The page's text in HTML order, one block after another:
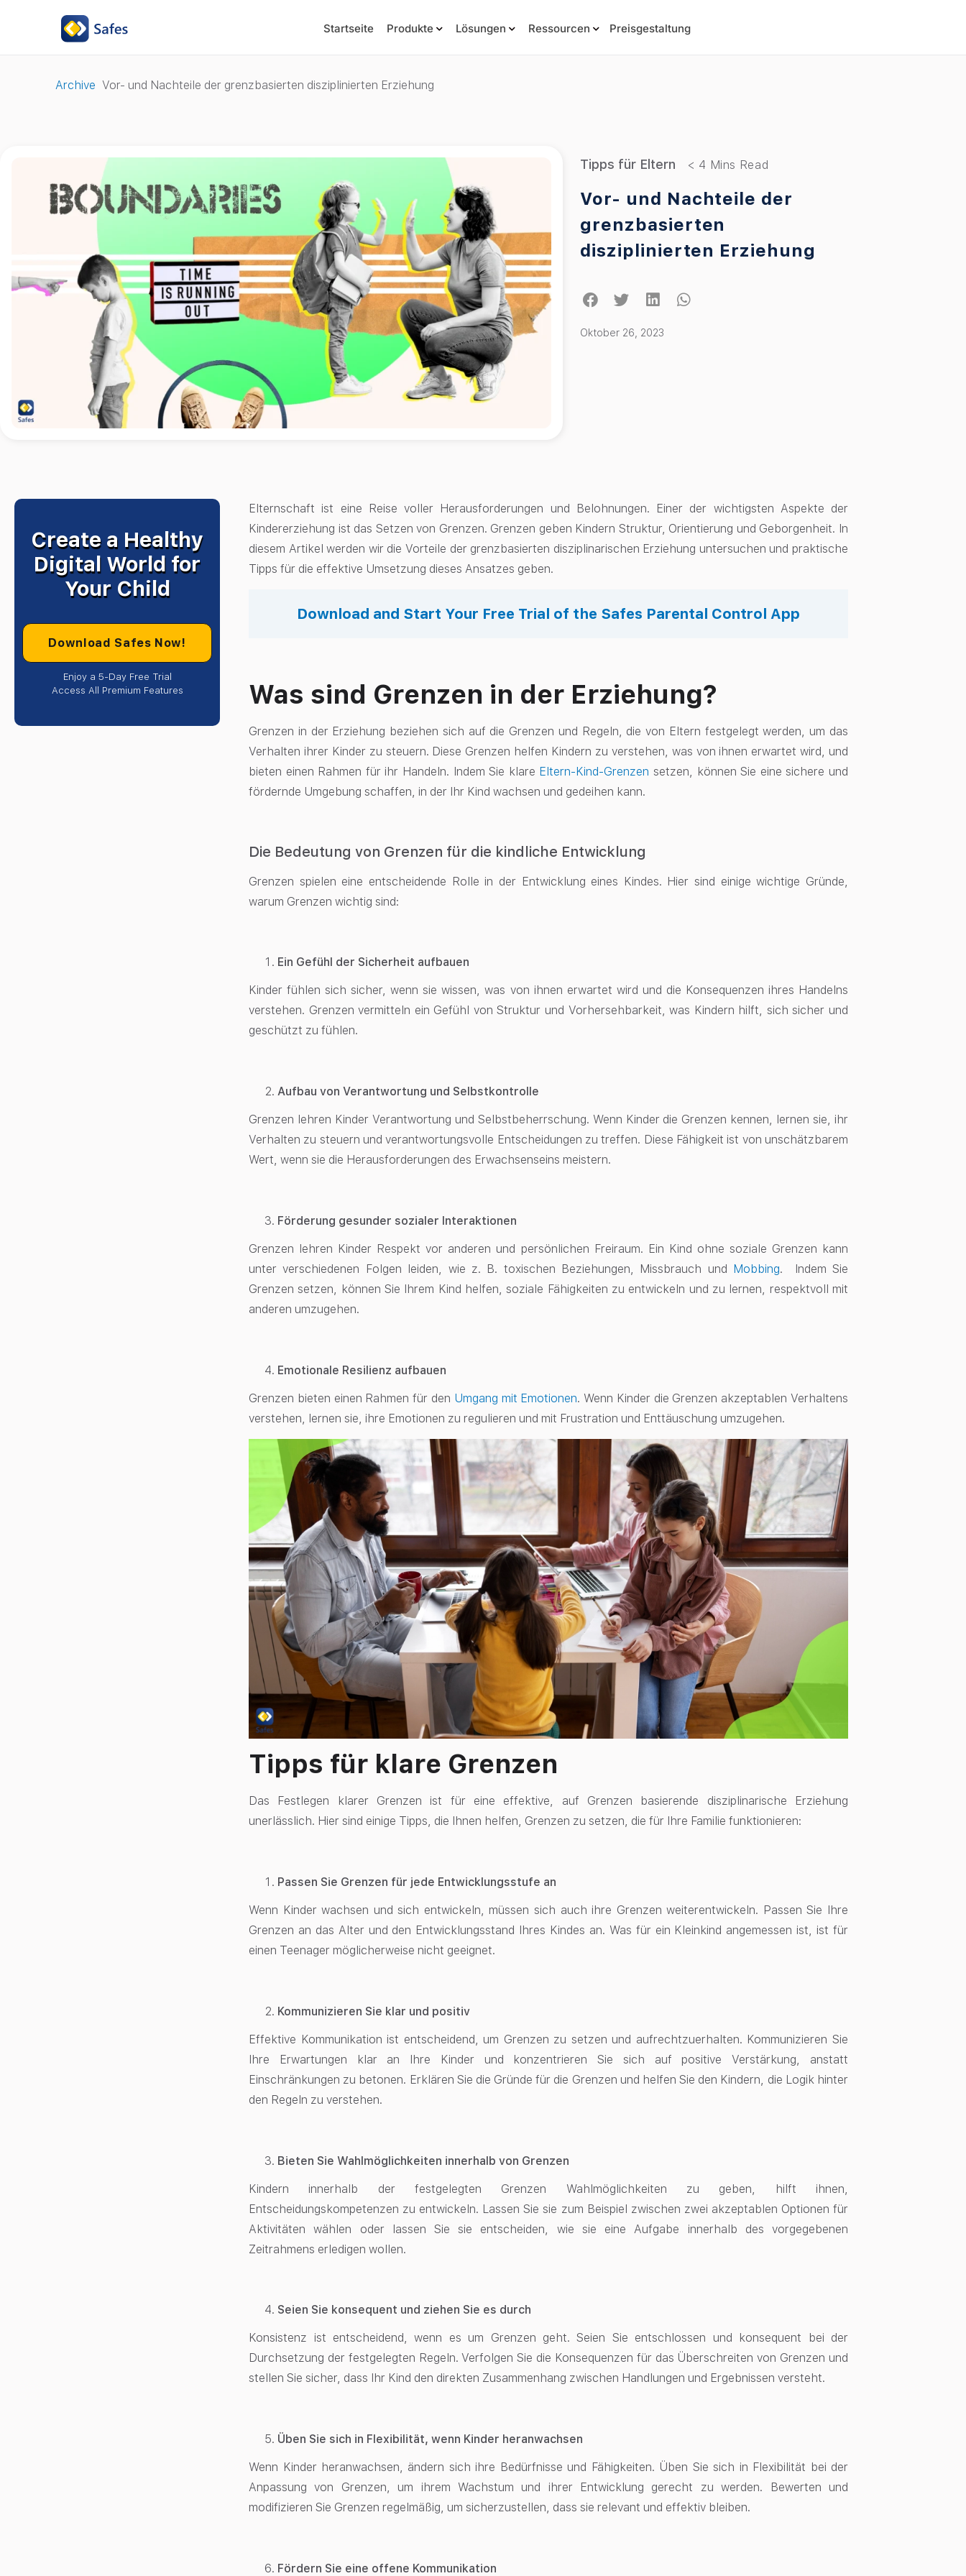
Startseite Produkte Lösungen Ressourcen Preisgestaltung
Archive Vor- und Nachteile der grenzbasierten disziplinierten Erziehung
Tipps für Eltern
Vor- und Nachteile der
grenzbasierten
disziplinierten Erziehung
Oktober 26, 2023
Create a Healthy
Digital World for
Your Child
Download Safes Now!
Enjoy a 5-Day Free Trial
Access All Premium Features
Elternschaft ist eine Reise voller Herausforderungen und Belohnungen. Einer der wichtigsten Aspekte der
Kindererziehung ist das Setzen von Grenzen. Grenzen geben Kindern Struktur, Orientierung und Geborgenheit. In
diesem Artikel werden wir die Vorteile der grenzbasierten disziplinarischen Erziehung untersuchen und praktische
Tipps für die effektive Umsetzung dieses Ansatzes geben.
Download and Start Your Free Trial of the Safes Parental Control App
Was sind Grenzen in der Erziehung?
Grenzen in der Erziehung beziehen sich auf die Grenzen und Regeln, die von Eltern festgelegt werden, um das
Verhalten ihrer Kinder zu steuern. Diese Grenzen helfen Kindern zu verstehen, was von ihnen erwartet wird, und
bieten einen Rahmen für ihr Handeln. Indem Sie klare Eltern-Kind-Grenzen setzen,
können Sie eine sichere und
fördernde Umgebung schaffen, in der Ihr Kind wachsen und gedeihen kann.
Die Bedeutung von Grenzen für die kindliche Entwicklung
Grenzen spielen eine entscheidende Rolle in der Entwicklung eines Kindes. Hier sind einige wichtige Gründe,
warum Grenzen wichtig sind:
Ein Gefühl der Sicherheit aufbauen
Kinder fühlen sich sicher, wenn sie wissen, was von ihnen erwartet wird und die Konsequenzen ihres Handelns
verstehen. Grenzen vermitteln ein Gefühl von Struktur und Vorhersehbarkeit, was Kindern hilft, sich sicher und
geschützt zu fühlen.
Aufbau von Verantwortung und Selbstkontrolle
Grenzen lehren Kinder Verantwortung und Selbstbeherrschung. Wenn Kinder die Grenzen kennen, lernen sie, ihr
Verhalten zu steuern und verantwortungsvolle Entscheidungen zu treffen. Diese Fähigkeit ist von unschätzbarem
Wert, wenn sie die Herausforderungen des Erwachsenseins meistern.
Förderung gesunder sozialer Interaktionen
Grenzen lehren Kinder Respekt vor anderen und persönlichen Freiraum. Ein Kind ohne soziale Grenzen kann
unter verschiedenen Folgen leiden, wie z. B. toxischen Beziehungen, Missbrauch und Mobbing. Indem Sie
Grenzen setzen, können Sie Ihrem Kind helfen, soziale Fähigkeiten zu entwickeln und zu lernen, respektvoll mit
anderen umzugehen.
Emotionale Resilienz aufbauen
Grenzen bieten einen Rahmen für den Umgang mit Emotionen. Wenn Kinder die Grenzen akzeptablen Verhaltens
verstehen, lernen sie, ihre Emotionen zu regulieren und mit Frustration und Enttäuschung umzugehen.
Tipps für klare Grenzen
Das Festlegen klarer Grenzen ist für eine effektive, auf Grenzen basierende disziplinarische Erziehung
unerlässlich. Hier sind einige Tipps, die Ihnen helfen, Grenzen zu setzen, die für Ihre Familie funktionieren:
Passen Sie Grenzen für jede Entwicklungsstufe an
Wenn Kinder wachsen und sich entwickeln, müssen sich auch ihre Grenzen weiterentwickeln. Passen Sie Ihre
Grenzen an das Alter und den Entwicklungsstand Ihres Kindes an. Was für ein Kleinkind angemessen ist, ist für
einen Teenager möglicherweise nicht geeignet.
Kommunizieren Sie klar und positiv
Effektive Kommunikation ist entscheidend, um Grenzen zu setzen und aufrechtzuerhalten. Kommunizieren Sie
Ihre Erwartungen klar an Ihre Kinder und konzentrieren Sie sich auf positive Verstärkung, anstatt
Einschränkungen zu betonen. Erklären Sie die Gründe für die Grenzen und helfen Sie den Kindern, die Logik hinter
den Regeln zu verstehen.
Bieten Sie Wahlmöglichkeiten innerhalb von Grenzen
Kindern innerhalb der festgelegten Grenzen Wahlmöglichkeiten zu geben, hilft ihnen
Entscheidungskompetenzen zu entwickeln. Lassen Sie sie zum Beispiel zwischen zwei akzeptablen Optionen für
Aktivitäten wählen oder lassen Sie sie entscheiden, wie sie eine Aufgabe innerhalb des vorgegebenen
Zeitrahmens erledigen wollen.
Seien Sie konsequent und ziehen Sie es durch
Konsistenz ist entscheidend, wenn es um Grenzen geht. Seien Sie entschlossen und konsequent bei der
Durchsetzung der festgelegten Regeln. Verfolgen Sie die Konsequenzen für das Überschreiten von Grenzen und
stellen Sie sicher, dass Ihr Kind den direkten Zusammenhang zwischen Handlungen und Ergebnissen versteht.
Üben Sie sich in Flexibilität, wenn Kinder heranwachsen
Wenn Kinder heranwachsen, ändern sich ihre Bedürfnisse und Fähigkeiten. Üben Sie sich in Flexibilität bei der
Anpassung von Grenzen, um ihrem Wachstum und ihrer Entwicklung gerecht zu werden. Bewerten und
modifizieren Sie Grenzen regelmäßig, um sicherzustellen, dass sie relevant und effektiv bleiben.
Fördern Sie eine offene Kommunikation